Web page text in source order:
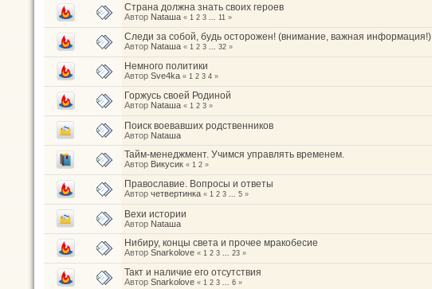
Страна должна знать своих героев
Автор Nataшa « 1 2 3 ... 11 »
Следи за собой, будь осторожен! (внимание, важная информация!)
Автор Nataшa « 1 2 3 ... 32 »
Немного политики
Автор Sve4ka « 1 2 3 4 »
Горжусь своей Родиной
Автор Nataшa « 1 2 3 »
Поиск воевавших родственников
Автор Nataшa
Тайм-менеджмент. Учимся управлять временем.
Автор Викусик « 1 2 »
Православие. Вопросы и ответы
Автор четвертинка « 1 2 3 ... 5 »
Вехи истории
Автор Nataшa
Нибиру, концы света и прочее мракобесие
Автор Snarkolove « 1 2 3 ... 23 »
Такт и наличие его отсутствия
Автор Snarkolove « 1 2 3 ... 6 »